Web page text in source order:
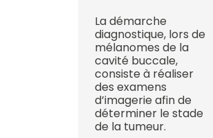
La démarche
diagnostique, lors de
mélanomes de la
cavité buccale,
consiste à réaliser
des examens
d’imagerie afin de
déterminer le stade
de la tumeur.